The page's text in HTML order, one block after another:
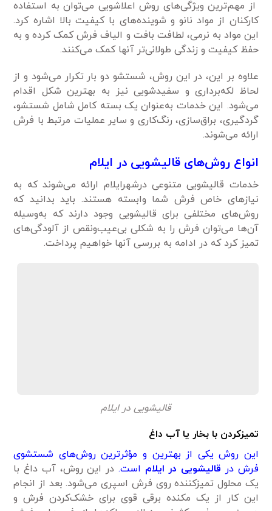
از مهم‌ترین ویژگی‌های روش اعلاشویی می‌توان به استفاده
کارکنان از مواد نانو و شوینده‌های با کیفیت بالا اشاره کرد.
این مواد به نرمی، لطافت بافت و الیاف فرش کمک کرده و به
حفظ کیفیت و زندگی طولانی‌تر آنها کمک می‌کنند.
علاوه بر این، در این روش، شستشو دو بار تکرار می‌شود و از
لحاظ لکه‌برداری و سفیدشویی نیز به بهترین شکل اقدام
می‌شود. این خدمات به‌عنوان یک بسته کامل شامل شستشو،
گردگیری، براق‌سازی، رنگ‌کاری و سایر عملیات مرتبط با فرش
ارائه می‌شوند.
انواع روش‌های قالیشویی در ایلام
خدمات قالیشویی متنوعی درشهرایلام ارائه می‌شوند که به
نیازهای خاص فرش شما وابسته هستند. باید بدانید که
روش‌های مختلفی برای قالیشویی وجود دارند که به‌وسیله
آن‌ها می‌توان فرش را به شکلی بی‌عیب‌ونقص از آلودگی‌های
تمیز کرد که در ادامه به بررسی آنها خواهیم پرداخت.
قالیشویی در ایلام
تمیزکردن با بخار یا آب داغ
این روش یکی از بهترین و مؤثرترین روش‌های شستشوی
فرش در قالیشویی در ایلام است. در این روش، آب داغ با
یک محلول تمیزکننده روی فرش اسپری می‌شود. بعد از انجام
این کار از یک مکنده برقی قوی برای خشک‌کردن فرش و